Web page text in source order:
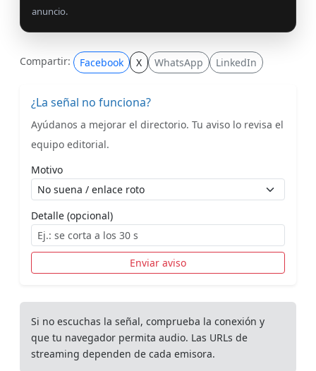
anuncio.
Compartir: Facebook X WhatsApp LinkedIn
¿La señal no funciona?
Ayúdanos a mejorar el directorio. Tu aviso lo revisa el
equipo editorial.
Motivo
Detalle (opcional)
Enviar aviso
Si no escuchas la señal, comprueba la conexión y
que tu navegador permita audio. Las URLs de
streaming dependen de cada emisora.